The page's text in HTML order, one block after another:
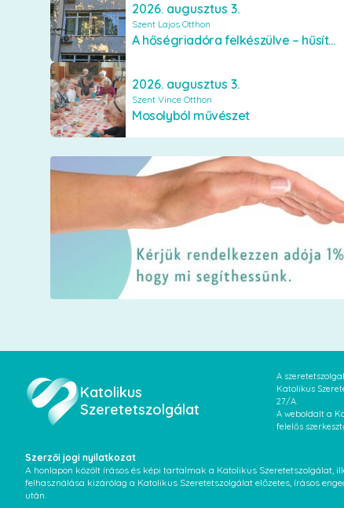
2026. augusztus 3.
Szent Lajos Otthon
A hőségriadóra felkészülve – hűsítő fejlesztések a Szent Lajos Otthonban
2026. augusztus 3.
Szent Vince Otthon
Mosolyból művészet
Katolikus
Szeretetszolgálat
A
Katolikus
27/A.
A weboldalt a
felelős
Szerzői jogi nyilatkozat
A honlapon közölt írásos és képi tartalmak a Katolikus Szeretetszolgálat,
felhasználása kizárólag a Katolikus Szeretetszolgálat előzetes, írásos
után.